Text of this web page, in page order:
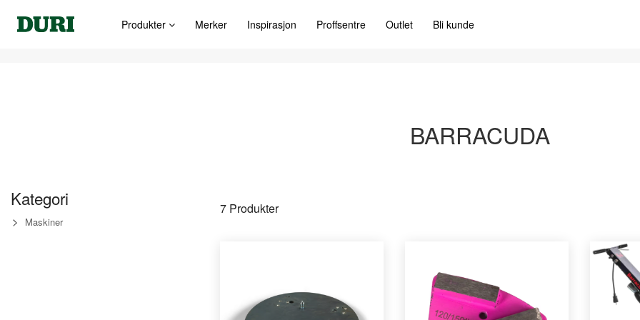
Produkter Merker Inspirasjon Proffsentre Outlet Bli kunde
BARRACUDA
7Produkter
Kategori
Maskiner